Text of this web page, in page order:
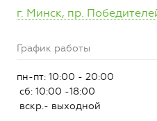
г. Минск, пр.
График работы
пн-пт: 10:00 - 20:00
сб: 10:00 -18:00
вскр.- выходной